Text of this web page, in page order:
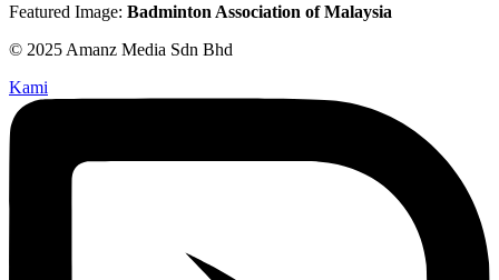
Featured Image: Badminton Association of Malaysia
© 2025 Amanz Media Sdn Bhd
Kami